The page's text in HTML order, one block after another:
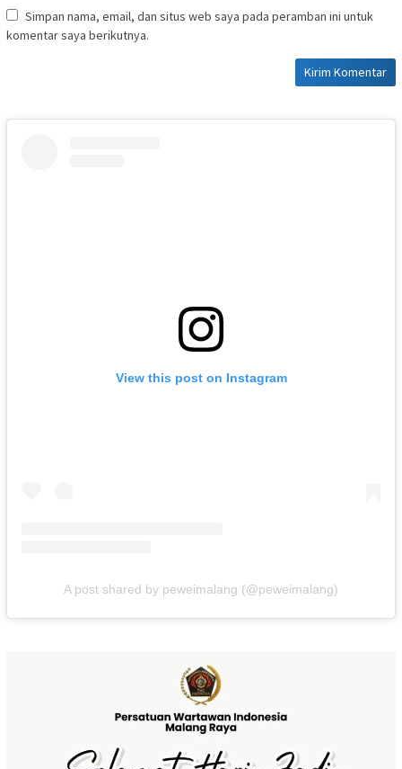
Simpan nama, email, dan situs web saya pada peramban ini untuk
komentar saya berikutnya.
View this post on Instagram
A post shared by peweimalang (@peweimalang)